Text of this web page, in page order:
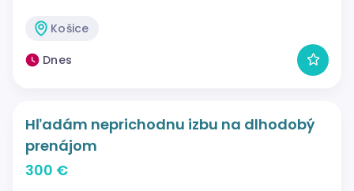
Košice
Dnes
Hľadám neprichodnu izbu na dlhodobý
prenájom
300 €